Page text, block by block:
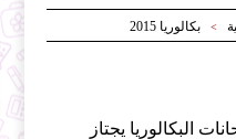
> بكالوريا 2015
البكالوريا يجتاز